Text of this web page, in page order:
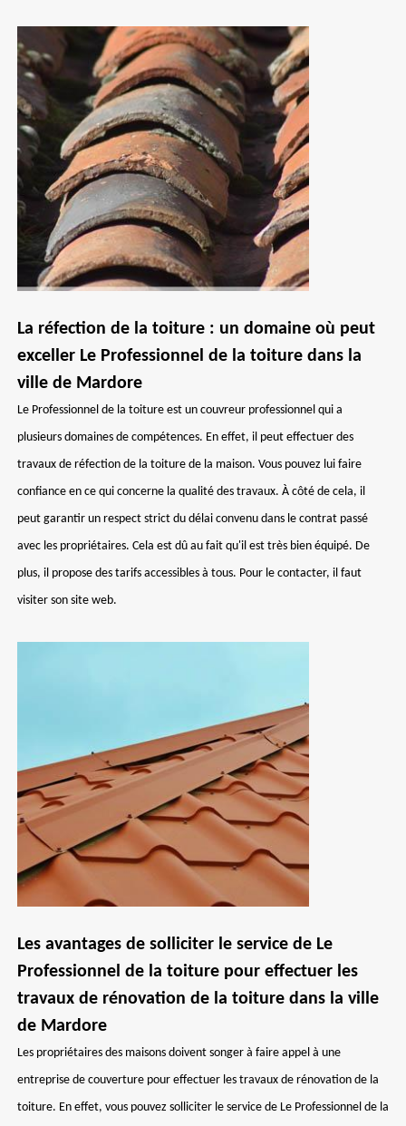
La réfection de la toiture : un domaine où peut
exceller Le Professionnel de la toiture dans la
ville de Mardore
Le Professionnel de la toiture est un couvreur professionnel qui a
plusieurs domaines de compétences. En effet, il peut effectuer des
travaux de réfection de la toiture de la maison. Vous pouvez lui faire
confiance en ce qui concerne la qualité des travaux. À côté de cela, il
peut garantir un respect strict du délai convenu dans le contrat passé
avec les propriétaires. Cela est dû au fait qu'il est très bien équipé. De
plus, il propose des tarifs accessibles à tous. Pour le contacter, il faut
visiter son site web.
Les avantages de solliciter le service de Le
Professionnel de la toiture pour effectuer les
travaux de rénovation de la toiture dans la ville
de Mardore
Les propriétaires des maisons doivent songer à faire appel à une
entreprise de couverture pour effectuer les travaux de rénovation de la
toiture. En effet, vous pouvez solliciter le service de Le Professionnel de la